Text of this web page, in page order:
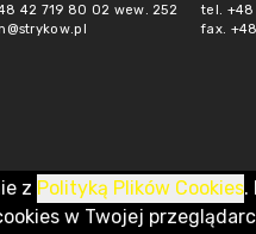
42 719 80 02 wew. 252
tel.
fax.
z Polityką Plików Cookies.
w Twojej